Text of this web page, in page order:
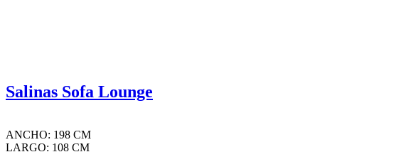
Salinas Sofa Lounge
ANCHO: 198 CM
LARGO: 108 CM